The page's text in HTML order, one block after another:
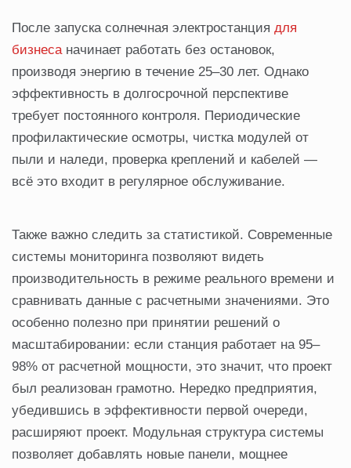
После запуска солнечная электростанция для
бизнесаначинает работать без остановок,
производя энергию в течение 25–30 лет. Однако
эффективность в долгосрочной перспективе
требует постоянного контроля. Периодические
профилактические осмотры, чистка модулей от
пыли и наледи, проверка креплений и кабелей —
всё это входит в регулярное обслуживание.
Также важно следить за статистикой. Современные
системы мониторинга позволяют видеть
производительность в режиме реального времени и
сравнивать данные с расчетными значениями. Это
особенно полезно при принятии решений о
масштабировании: если станция работает на 95–
98% от расчетной мощности, это значит, что проект
был реализован грамотно. Нередко предприятия,
убедившись в эффективности первой очереди,
расширяют проект. Модульная структура системы
позволяет добавлять новые панели, мощнее